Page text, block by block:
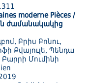
moderne Pièces /
ժամանակակից
Բրիս Բոնու,
Քվայուլե, Պենդա
Մումինի